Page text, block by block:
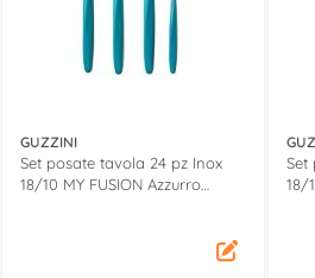
GUZZINI
Set posate tavola 24 pz Inox
18/10 MY FUSION Azzurro
Set
18/